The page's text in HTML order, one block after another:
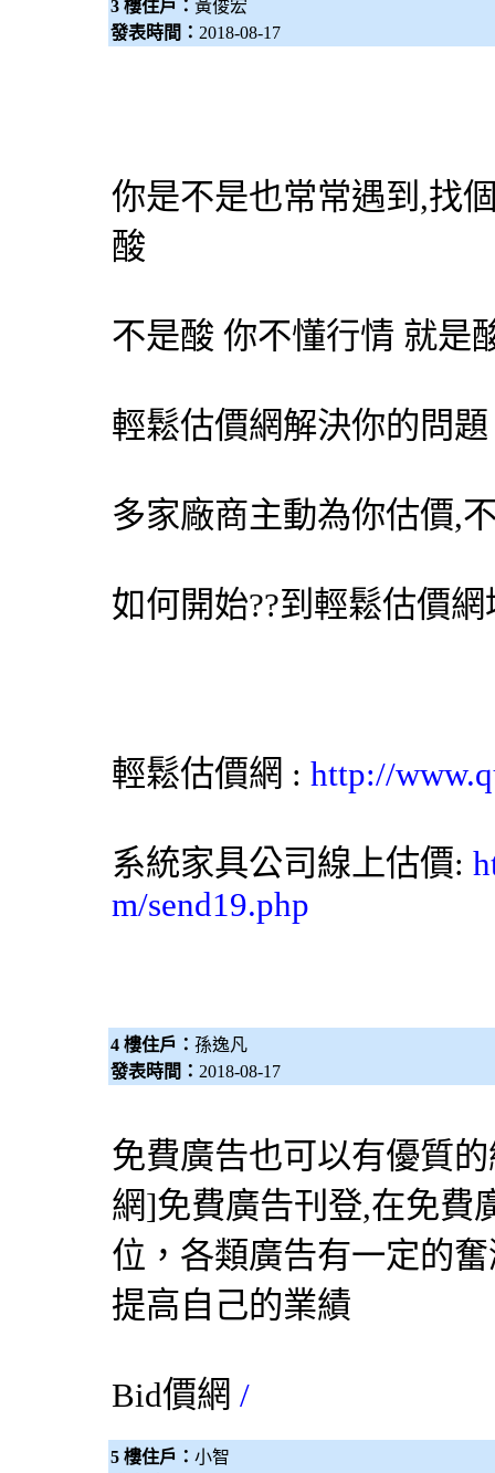
3 樓住戶： 黃俊宏
發表時間： 2018-08-17
你是不是也常常遇到,找
酸
不是酸 你不懂行情 就是
輕鬆估價網解決你的問題
多家廠商主動為你估價,
如何開始??到 輕鬆估價網
輕鬆估價網 : http://
系統家具公司線上估價:
m/send19.php
4 樓住戶： 孫逸凡
發表時間： 2018-08-17
免費廣告也可以有優質
網]免費廣告刊登,在免費
位，各類廣告有一定的
提高自己的業績
Bid價網 /
5 樓住戶： 小智